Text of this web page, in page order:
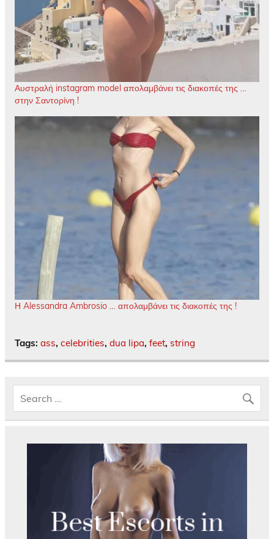
Αυστραλή instagram model απολαμβάνει τις διακοπές της …
στην Σαντορίνη !
Η Alessandra Ambrosio … απολαμβάνει τις διακοπές της !
Tags: ass, celebrities, dua lipa, feet, string